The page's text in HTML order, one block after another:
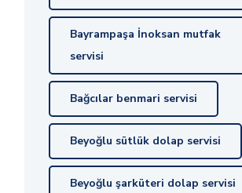
Bayrampaşa İnoksan mutfak
servisi
Bağcılar benmari servisi
Beyoğlu sütlük dolap servisi
Beyoğlu şarküteri dolap servisi